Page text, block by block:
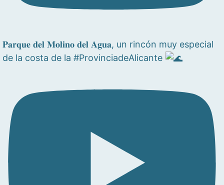
𝐏𝐚𝐫𝐪𝐮𝐞 𝐝𝐞𝐥 𝐌𝐨𝐥𝐢𝐧𝐨 𝐝𝐞𝐥 𝐀𝐠𝐮𝐚, un rincón muy especial
de la costa de la #ProvinciadeAlicante